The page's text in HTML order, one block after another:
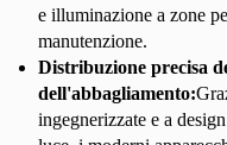
e illuminazione a zone
manutenzione.
Distribuzione precisa
dell'abbagliamento:
ingegnerizzate e a